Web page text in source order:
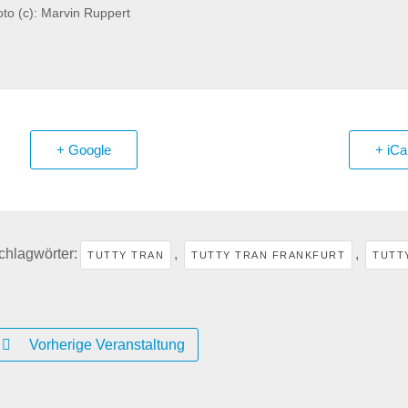
(c): Marvin Ruppert
+ Google +
TUTTY TRAN , TUTTY TRAN FRANKFURT ,
Vorherige Veranstaltung